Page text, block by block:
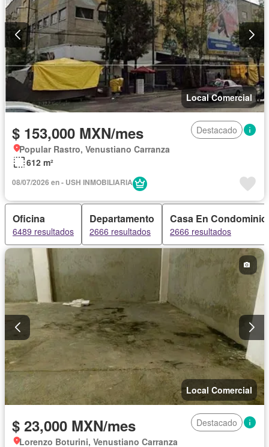
Local Comercial
$ 153,000 MXN/mes
Destacado
Popular Rastro, Venustiano Carranza
612 m²
08/07/2026 en - USH INMOBILIARIA
Oficina
6489 resultados
Departamento
2666 resultados
Casa En Condominio
2666 resultados
Local Comercial
$ 23,000 MXN/mes
Destacado
Lorenzo Boturini, Venustiano Carranza